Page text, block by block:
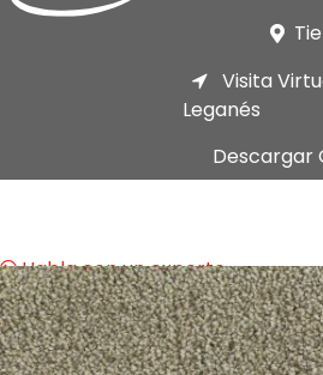
Visita
Leganés
Descargar
Habla con un experto